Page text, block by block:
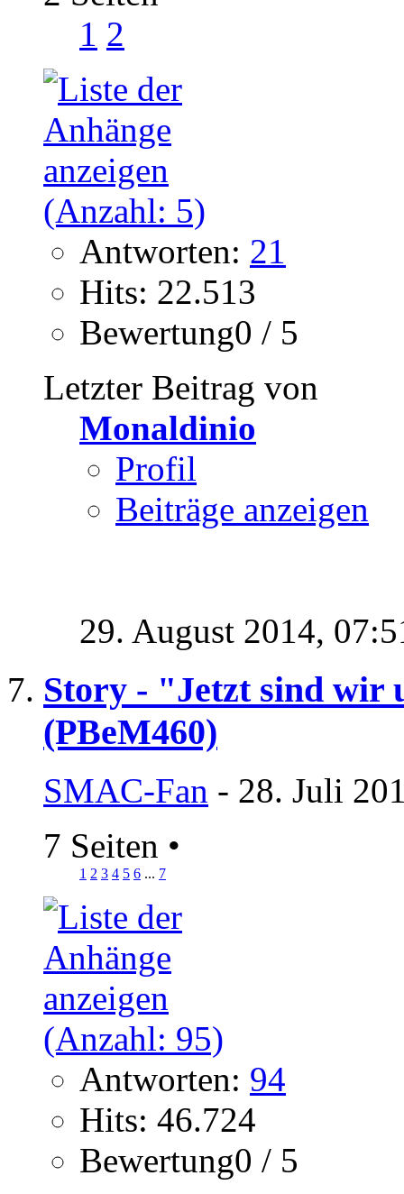
1 2
Antworten: 21
Hits: 22.513
Bewertung0 / 5
Letzter Beitrag von
Monaldinio
Profil
Beiträge anzeigen
29. August 2014,
Story - "Jetzt sind wir
(PBeM460)
SMAC-Fan - 28. Juli
7 Seiten •
1 2 3 4 5 6 ... 7
Antworten: 94
Hits: 46.724
Bewertung0 / 5